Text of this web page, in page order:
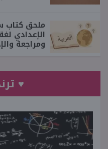
ملحق كتاب
ومراجعة
♥